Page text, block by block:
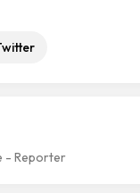
- Reporter